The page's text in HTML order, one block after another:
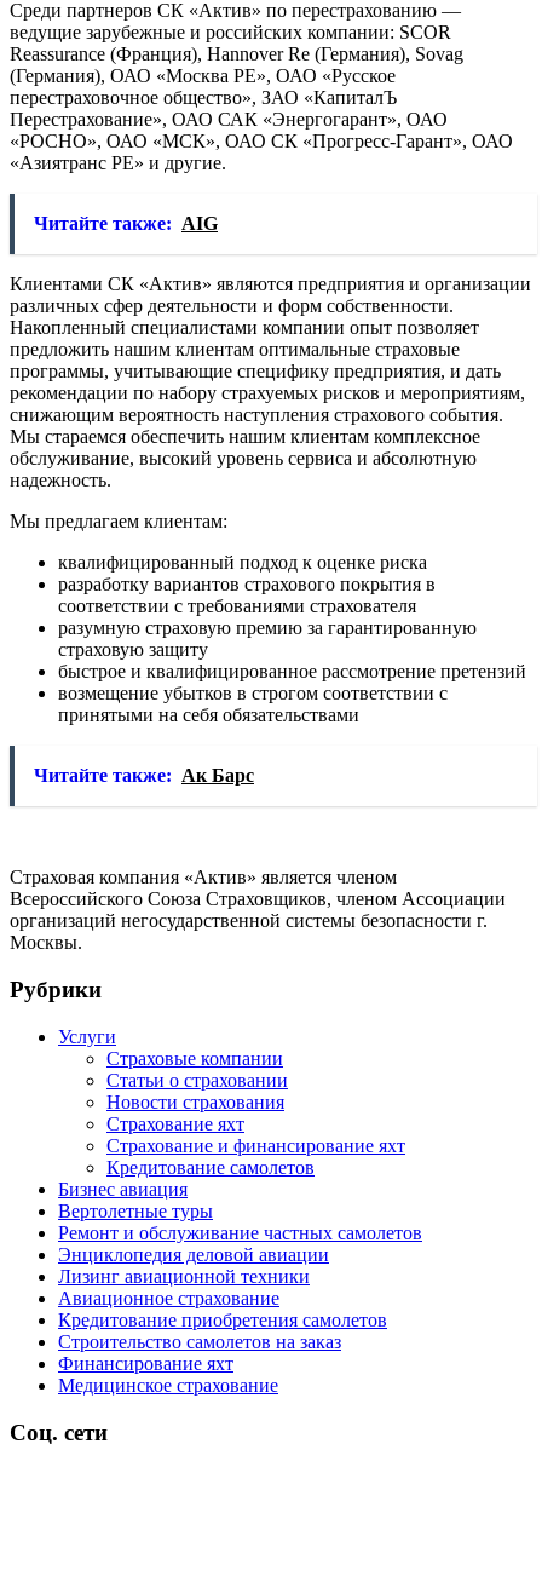
Среди партнеров СК «Актив» по перестрахованию —
ведущие зарубежные и российских компании: SCOR
Reassurance (Франция), Hannover Re (Германия), Sovag
(Германия), ОАО «Москва РЕ», ОАО «Русское
перестраховочное общество», ЗАО «КапиталЪ
Перестрахование», ОАО САК «Энергогарант», ОАО
«РОСНО», ОАО «МСК», ОАО СК «Прогресс-Гарант», ОАО
«Азиятранс РЕ» и другие.
Читайте также: AIG
Клиентами СК «Актив» являются предприятия и организации
различных сфер деятельности и форм собственности.
Накопленный специалистами компании опыт позволяет
предложить нашим клиентам оптимальные страховые
программы, учитывающие специфику предприятия, и дать
рекомендации по набору страхуемых рисков и мероприятиям,
снижающим вероятность наступления страхового события.
Мы стараемся обеспечить нашим клиентам комплексное
обслуживание, высокий уровень сервиса и абсолютную
надежность.
Мы предлагаем клиентам:
квалифицированный подход к оценке риска
разработку вариантов страхового покрытия в
соответствии с требованиями страхователя
разумную страховую премию за гарантированную
страховую защиту
быстрое и квалифицированное рассмотрение претензий
возмещение убытков в строгом соответствии с
принятыми на себя обязательствами
Читайте также: Ак Барс
Страховая компания «Актив» является членом
Всероссийского Союза Страховщиков, членом Ассоциации
организаций негосударственной системы безопасности г.
Москвы.
Рубрики
Услуги
Страховые компании
Статьи о страховании
Новости страхования
Страхование яхт
Страхование и финансирование яхт
Кредитование самолетов
Бизнес авиация
Вертолетные туры
Ремонт и обслуживание частных самолетов
Энциклопедия деловой авиации
Лизинг авиационной техники
Авиационное страхование
Кредитование приобретения самолетов
Строительство самолетов на заказ
Финансирование яхт
Медицинское страхование
Соц. сети